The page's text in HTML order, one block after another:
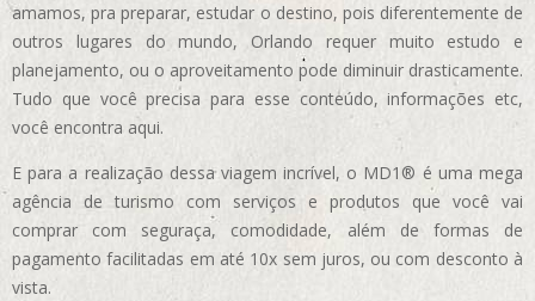
amamos, pra preparar, estudar o destino, pois diferentemente de
outros lugares do mundo, Orlando requer muito estudo e
planejamento, ou o aproveitamento pode diminuir drasticamente.
Tudo que você precisa para esse conteúdo, informações etc,
você encontra aqui.
E para a realização dessa viagem incrível, o MD1® é uma mega
agência de turismo com serviços e produtos que você vai
comprar com seguraça, comodidade, além de formas de
pagamento facilitadas em até 10x sem juros, ou com desconto à
vista.